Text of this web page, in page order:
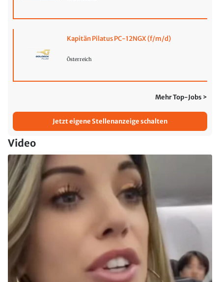
Kapitän Pilatus PC-12NGX (f/m/d)
Österreich
Mehr Top-Jobs >
Jetzt eigene Stellenanzeige schalten
Video